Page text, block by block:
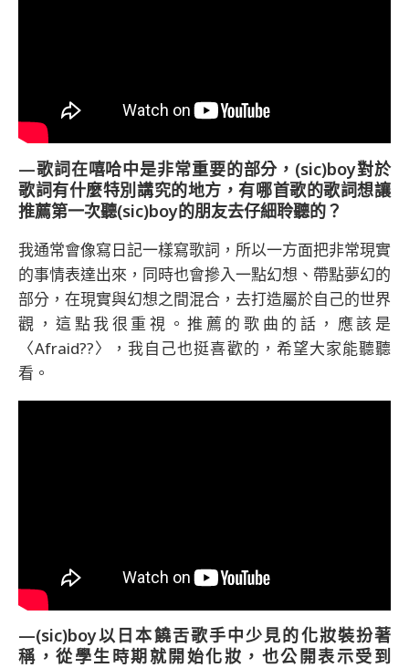
—歌詞在嘻哈中是非常重要的部分，(sic)boy對於
歌詞有什麼特別講究的地方，有哪首歌的歌詞想讓
推薦第一次聽(sic)boy的朋友去仔細聆聽的？
我通常會像寫日記一樣寫歌詞，所以一方面把非常現實
的事情表達出來，同時也會摻入一點幻想、帶點夢幻的
部分，在現實與幻想之間混合，去打造屬於自己的世界
觀，這點我很重視。推薦的歌曲的話，應該是
〈Afraid??〉，我自己也挺喜歡的，希望大家能聽聽
看。
—(sic)boy以日本饒舌歌手中少見的化妝裝扮著
稱，從學生時期就開始化妝，也公開表示受到